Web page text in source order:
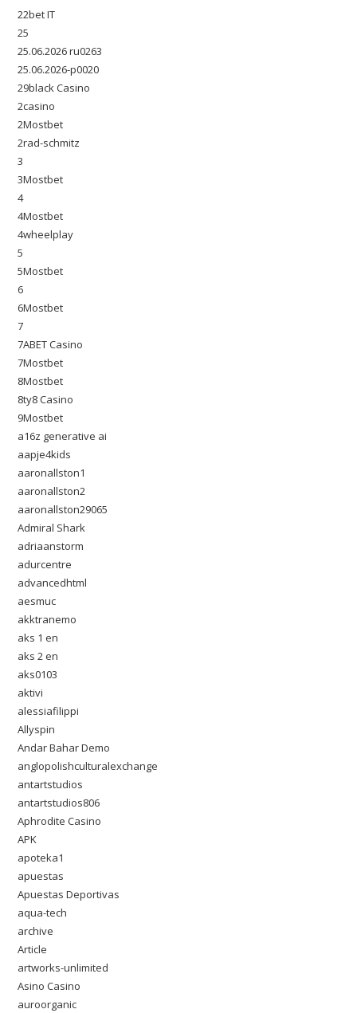
22bet IT
25
25.06.2026 ru0263
25.06.2026-p0020
29black Casino
2casino
2Mostbet
2rad-schmitz
3
3Mostbet
4
4Mostbet
4wheelplay
5
5Mostbet
6
6Mostbet
7
7ABET Casino
7Mostbet
8Mostbet
8ty8 Casino
9Mostbet
a16z generative ai
aapje4kids
aaronallston1
aaronallston2
aaronallston29065
Admiral Shark
adriaanstorm
adurcentre
advancedhtml
aesmuc
akktranemo
aks 1 en
aks 2 en
aks0103
aktivi
alessiafilippi
Allyspin
Andar Bahar Demo
anglopolishculturalexchange
antartstudios
antartstudios806
Aphrodite Casino
APK
apoteka1
apuestas
Apuestas Deportivas
aqua-tech
archive
Article
artworks-unlimited
Asino Casino
auroorganic